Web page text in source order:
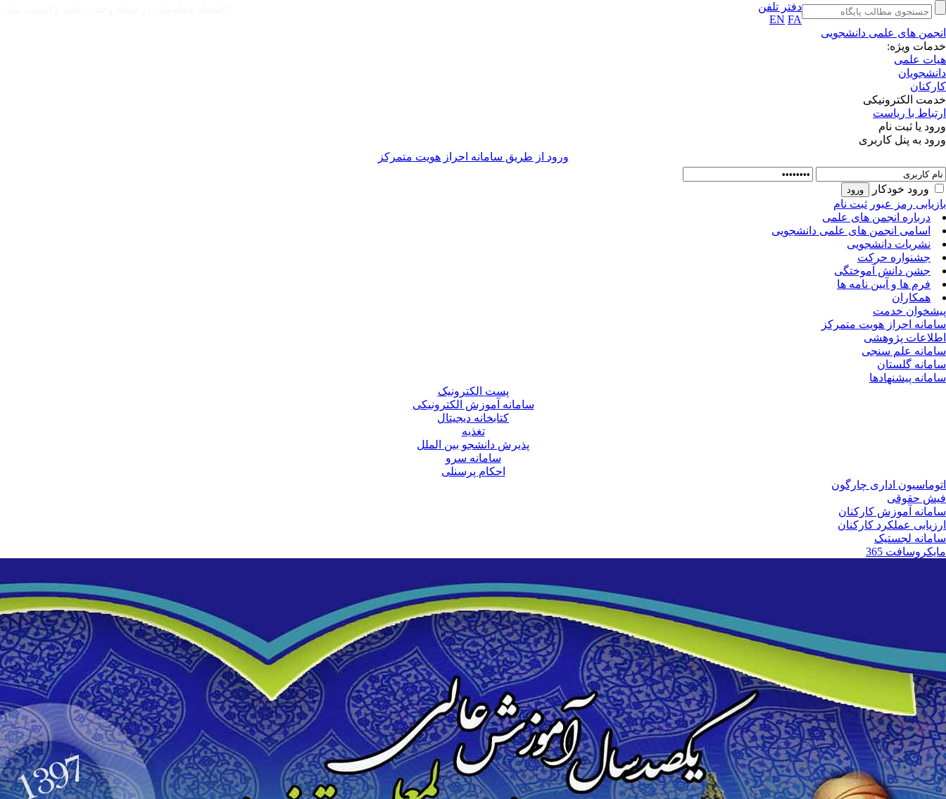
دفتر تلفن
EN FA
انجمن های علمی دانشجویی
خدمات ویژه:
هیات علمی
دانشجویان
کارکنان
خدمت الکترونیکی
ارتباط با ریاست
ورود یا ثبت نام
ورود به پنل کاربری
ورود از طريق سامانه احراز هويت متمركز
ورود خودکار
بازیابی رمز عبور ثبت نام
درباره انجمن های علمی
اسامی انجمن های علمی دانشجویی
نشریات دانشجویی
جشنواره حرکت
جشن دانش آموختگی
فرم ها و آیین نامه ها
همکاران
پیشخوان خدمت
سامانه احراز هویت متمرکز
اطلاعات پژوهشی
سامانه علم سنجی
سامانه گلستان
سامانه پیشنهادها
پست الکترونیک
سامانه آموزش الکترونیکی
کتابخانه دیجیتال
تغذیه
پذیرش دانشجو بین الملل
سامانه سرو
احکام پرسنلی
اتوماسیون اداری چارگون
فیش حقوقی
سامانه آموزش کارکنان
ارزیابی عملکرد کارکنان
سامانه لجستیک
مایکروسافت 365